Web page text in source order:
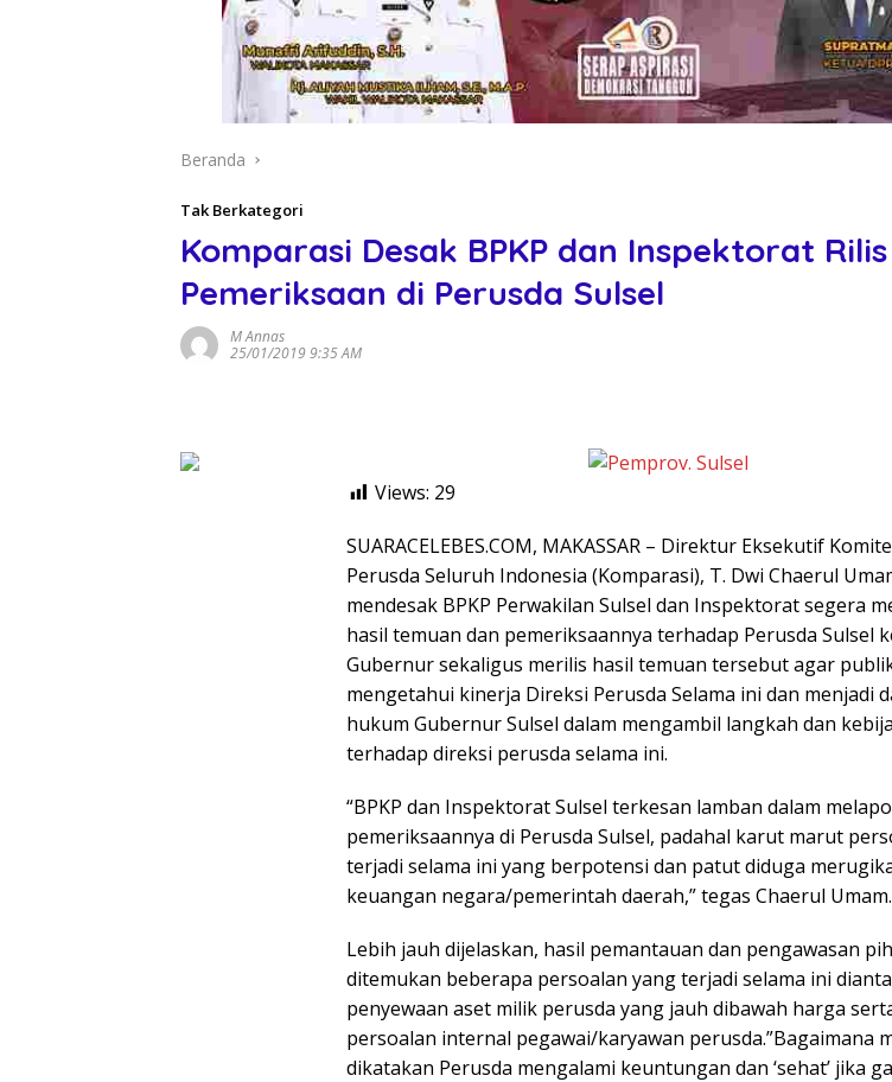
Beranda
Tak Berkategori
Komparasi Desak BPKP dan Inspektorat
Pemeriksaan di Perusda Sulsel
M Annas
25/01/2019 9:35 AM
Views: 29
SUARACELEBES.COM, MAKASSAR – Direktur Eksekutif
Perusda Seluruh Indonesia (Komparasi), T. Dwi Chaerul
mendesak BPKP Perwakilan Sulsel dan Inspektorat segera
hasil temuan dan pemeriksaannya terhadap Perusda Sulsel
Gubernur sekaligus merilis hasil temuan tersebut agar
mengetahui kinerja Direksi Perusda Selama ini dan menjadi
hukum Gubernur Sulsel dalam mengambil langkah dan
terhadap direksi perusda selama ini.
“BPKP dan Inspektorat Sulsel terkesan lamban dalam
pemeriksaannya di Perusda Sulsel, padahal karut marut
terjadi selama ini yang berpotensi dan patut diduga
keuangan negara/pemerintah daerah,” tegas Chaerul Umam.
Lebih jauh dijelaskan, hasil pemantauan dan pengawasan
ditemukan beberapa persoalan yang terjadi selama ini
penyewaan aset milik perusda yang jauh dibawah harga
persoalan internal pegawai/karyawan perusda.”Bagaimana
dikatakan Perusda mengalami keuntungan dan ‘sehat’ jika